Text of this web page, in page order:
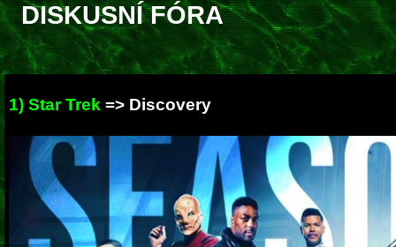
DISKUSNÍ FÓRA
1) Star Trek => Discovery